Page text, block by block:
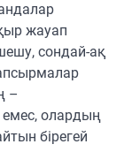
жауап
сондай-ақ
–
емес, олардың
бірегей